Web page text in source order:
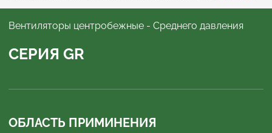
Вентиляторы центробежные - Среднего давления
СЕРИЯ GR
ОБЛАСТЬ ПРИМИНЕНИЯ